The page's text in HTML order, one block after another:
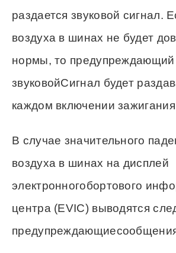
раздается звуковой сигнал.
воздуха в шинах не будет
нормы, то предупреждающий
звуковойСигнал будет
каждом включении
В случае значительного
воздуха в шинах на дисплей
электронногобортового
центра (EVIC) выводятся